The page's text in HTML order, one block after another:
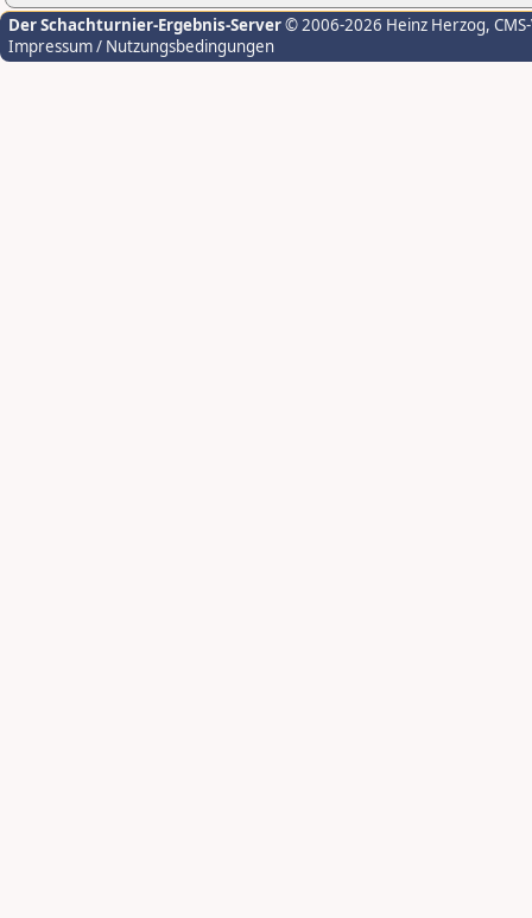
Der Schachturnier-Ergebnis-Server© 2006-2026 Heinz Herzog,
Impressum / Nutzungsbedingungen